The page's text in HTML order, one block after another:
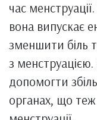
час
вона випускає
зменшити біль
з
допомогти
органах, що